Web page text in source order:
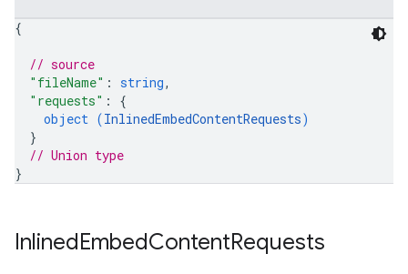
{
// source
"fileName" : string,
"requests" : {
object (InlinedEmbedContentRequests)
}
// Union type
}
InlinedEmbedContentRequests